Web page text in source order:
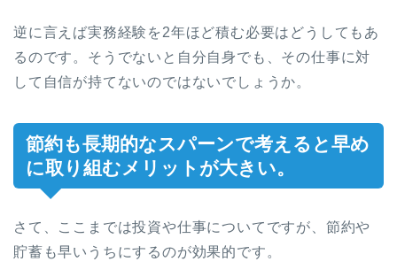
逆に言えば実務経験を2年ほど積む必要はどうしてもあ
るのです。そうでないと自分自身でも、その仕事に対
して自信が持てないのではないでしょうか。
節約も長期的なスパーンで考えると早め
に取り組むメリットが大きい。
さて、ここまでは投資や仕事についてですが、節約や
貯蓄も早いうちにするのが効果的です。